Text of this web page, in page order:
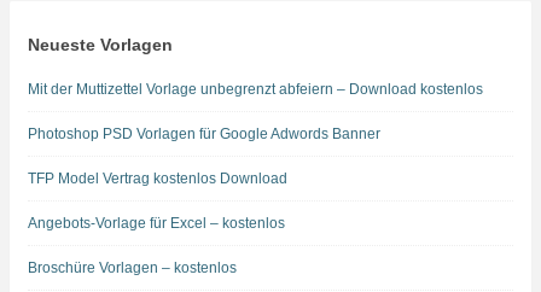
Neueste Vorlagen
Mit der Muttizettel Vorlage unbegrenzt abfeiern – Download kostenlos
Photoshop PSD Vorlagen für Google Adwords Banner
TFP Model Vertrag kostenlos Download
Angebots-Vorlage für Excel – kostenlos
Broschüre Vorlagen – kostenlos